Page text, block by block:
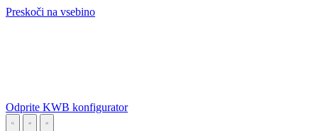
Preskoči na vsebino
Odprite KWB konfigurator